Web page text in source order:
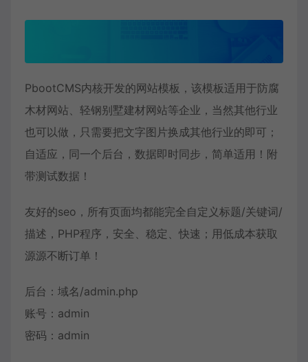
PbootCMS内核开发的网站模板，该模板适用于防腐
木材网站、轻钢别墅建材网站等企业，当然其他行业
也可以做，只需要把文字图片换成其他行业的即可；
自适应，同一个后台，数据即时同步，简单适用！附
带测试数据！
友好的seo，所有页面均都能完全自定义标题/关键词/
描述，PHP程序，安全、稳定、快速；用低成本获取
源源不断订单！
后台：域名/admin.php
账号：admin
密码：admin